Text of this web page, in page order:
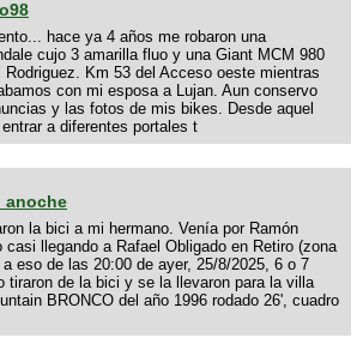
hace ya 4 años me robaron una
cujo 3 amarilla fluo y una Giant MCM 980
Rodriguez. Km 53 del Acceso oeste mientras
con mi esposa a Lujan. Aun conservo
y las fotos de mis bikes. Desde aquel
a diferentes portales t
anoche
la bici a mi hermano. Venía por Ramón
casi llegando a Rafael Obligado en Retiro (zona
a eso de las 20:00 de ayer, 25/8/2025, 6 o 7
tiraron de la bici y se la llevaron para la villa
BRONCO del año 1996 rodado 26', cuadro